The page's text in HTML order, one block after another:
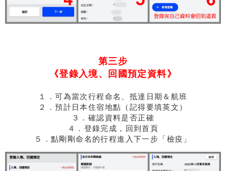
第三步
《登錄入境、回國預定資料》
１．可為當次行程命名、抵達日期＆航班
２．預計日本住宿地點（記得要填英文）
３．確認資料是否正確
４．登錄完成，回到首頁
５．點剛剛命名的行程進入下一步「檢疫」